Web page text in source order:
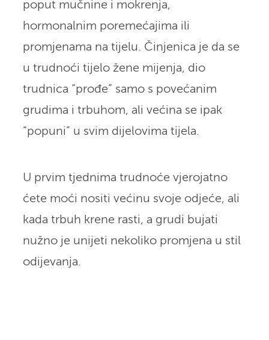
poput mučnine i mokrenja,
hormonalnim poremećajima ili
promjenama na tijelu. Činjenica je da se
u trudnoći tijelo žene mijenja, dio
trudnica “prođe” samo s povećanim
grudima i trbuhom, ali većina se ipak
“popuni” u svim dijelovima tijela.
U prvim tjednima trudnoće vjerojatno
ćete moći nositi većinu svoje odjeće, ali
kada trbuh krene rasti, a grudi bujati
nužno je unijeti nekoliko promjena u stil
odijevanja.